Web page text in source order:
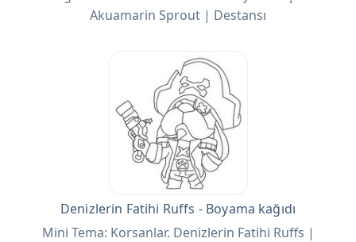
Akuamarin Sprout | Destansı
Denizlerin Fatihi Ruffs - Boyama kağıdı
Mini Tema: Korsanlar. Denizlerin Fatihi Ruffs |